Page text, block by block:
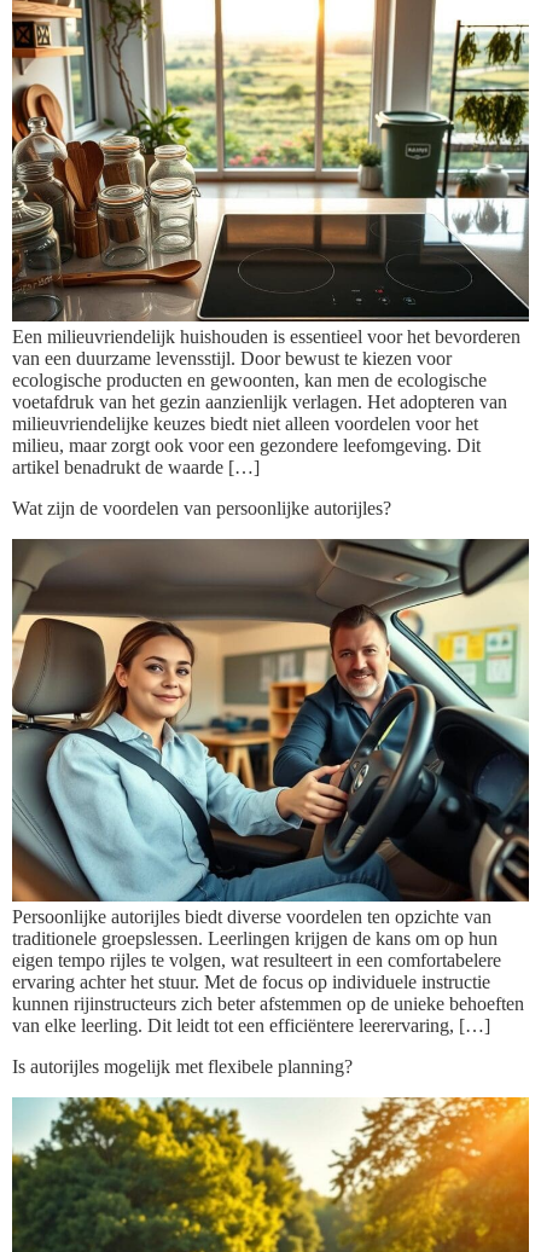
Een milieuvriendelijk huishouden is essentieel voor het bevorderen
van een duurzame levensstijl. Door bewust te kiezen voor
ecologische producten en gewoonten, kan men de ecologische
voetafdruk van het gezin aanzienlijk verlagen. Het adopteren van
milieuvriendelijke keuzes biedt niet alleen voordelen voor het
milieu, maar zorgt ook voor een gezondere leefomgeving. Dit
artikel benadrukt de waarde […]
Wat zijn de voordelen van persoonlijke autorijles?
Persoonlijke autorijles biedt diverse voordelen ten opzichte van
traditionele groepslessen. Leerlingen krijgen de kans om op hun
eigen tempo rijles te volgen, wat resulteert in een comfortabelere
ervaring achter het stuur. Met de focus op individuele instructie
kunnen rijinstructeurs zich beter afstemmen op de unieke behoeften
van elke leerling. Dit leidt tot een efficiëntere leerervaring, […]
Is autorijles mogelijk met flexibele planning?